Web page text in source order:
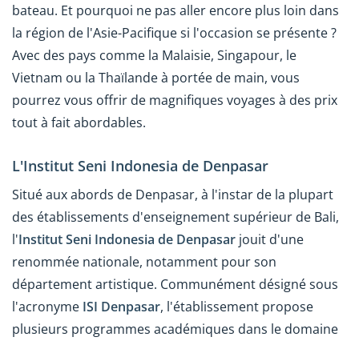
bateau. Et pourquoi ne pas aller encore plus loin dans
la région de l'Asie-Pacifique si l'occasion se présente ?
Avec des pays comme la Malaisie, Singapour, le
Vietnam ou la Thaïlande à portée de main, vous
pourrez vous offrir de magnifiques voyages à des prix
tout à fait abordables.
L'Institut Seni Indonesia de Denpasar
Situé aux abords de Denpasar, à l'instar de la plupart
des établissements d'enseignement supérieur de Bali,
l'Institut Seni Indonesia de Denpasar jouit d'une
renommée nationale, notamment pour son
département artistique. Communément désigné sous
l'acronyme ISI Denpasar, l'établissement propose
plusieurs programmes académiques dans le domaine